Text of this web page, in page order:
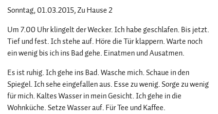
Sonntag, 01.03.2015, Zu Hause 2
Um 7.00 Uhr klingelt der Wecker. Ich habe geschlafen. Bis jetzt.
Tief und fest. Ich stehe auf. Höre die Tür klappern. Warte noch
ein wenig bis ich ins Bad gehe. Einatmen und Ausatmen.
Es ist ruhig. Ich gehe ins Bad. Wasche mich. Schaue in den
Spiegel. Ich sehe eingefallen aus. Esse zu wenig. Sorge zu wenig
für mich. Kaltes Wasser in mein Gesicht. Ich gehe in die
Wohnküche. Setze Wasser auf. Für Tee und Kaffee.